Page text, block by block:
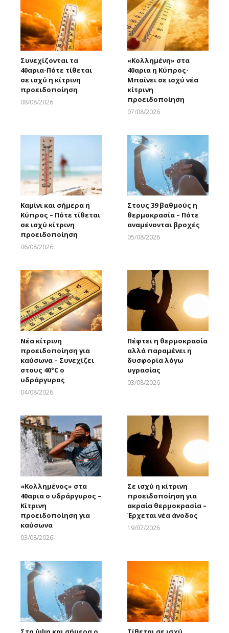
Συνεχίζονται τα
40αρια-Πότε τίθεται
σε ισχύ η κίτρινη
προειδοποίηση
08/08/2026
«Κολλημένη» στα
40αρια η Κύπρος-
Μπαίνει σε ισχύ νέα
κίτρινη
προειδοποίηση
07/08/2026
Καμίνι και σήμερα η
Κύπρος – Πότε τίθεται
σε ισχύ κίτρινη
προειδοποίηση
06/08/2026
Στους 39 βαθμούς η
θερμοκρασία – Πότε
αναμένονται βροχές
05/08/2026
Νέα κίτρινη
προειδοποίηση για
καύσωνα – Συνεχίζει
στους 40°C ο
υδράργυρος
04/08/2026
Πέφτει η θερμοκρασία
αλλά παραμένει η
δυσφορία λόγω
υγρασίας
03/08/2026
«Κολλημένος» στα
40αρια ο υδράργυρος –
Κίτρινη
προειδοποίηση για
καύσωνα
03/08/2026
Σε ισχύ η κίτρινη
προειδοποίηση για
ακραία θερμοκρασία –
Έρχεται νέα άνοδος
19/07/2026